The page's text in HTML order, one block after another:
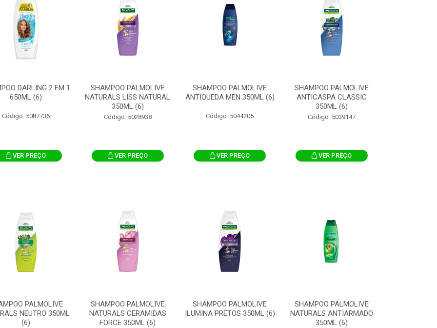
DARLING 2 EM 1
650ML (6)
Código: 5087736
VER PREÇO
SHAMPOO PALMOLIVE
NATURALS LISS NATURAL
350ML (6)
Código: 5028938
VER PREÇO
SHAMPOO PALMOLIVE
ANTIQUEDA MEN 350ML (6)
Código: 5044205
VER PREÇO
SHAMPOO PALMOLIVE
ANTICASPA CLASSIC
350ML (6)
Código: 5039147
VER PREÇO
PALMOLIVE
NEUTRO 350ML
(6)
SHAMPOO PALMOLIVE
NATURALS CERAMIDAS
FORCE 350ML (6)
SHAMPOO PALMOLIVE
ILUMINA PRETOS 350ML (6)
SHAMPOO PALMOLIVE
NATURALS ANTIARMADO
350ML (6)